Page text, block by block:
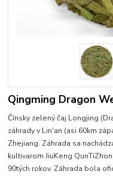
Qingming Dragon
Čínsky zelený čaj Longjing
záhrady v Lin'an (asi 60km
Zhejiang. Záhrada sa
kultivarom JiuKeng
90tých rokov. Záhrada bola